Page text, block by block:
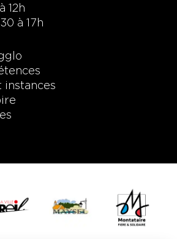
12h
à 17h
instances